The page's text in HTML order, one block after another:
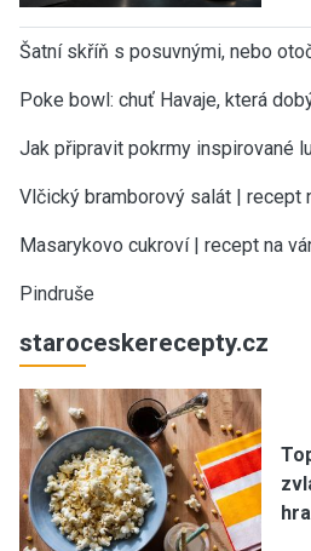
Šatní skříň s posuvnými, nebo
Poke bowl: chuť Havaje, která
Jak připravit pokrmy inspirované
Vlčický bramborový salát | recept
Masarykovo cukroví | recept na
Pindruše
staroceskerecepty.cz